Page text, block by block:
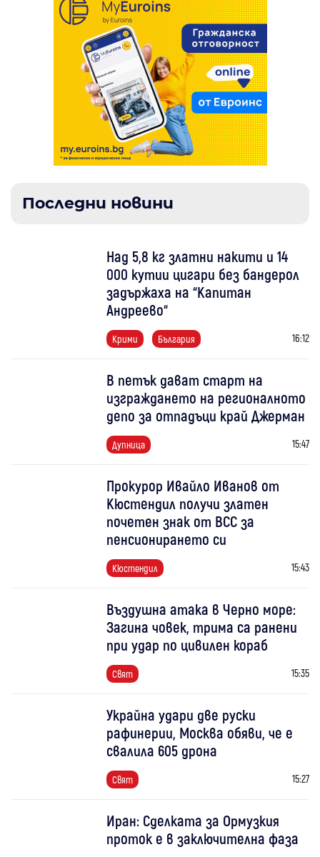
Последни новини
Над 5,8 кг златни накити и 14
000 кутии цигари без бандерол
задържаха на “Капитан
Андреево“
Крими България 16:12
В петък дават старт на
изграждането на регионалното
депо за отпадъци край Джерман
Дупница 15:47
Прокурор Ивайло Иванов от
Кюстендил получи златен
почетен знак от ВСС за
пенсионирането си
Кюстендил 15:43
Въздушна атака в Черно море:
Загина човек, трима са ранени
при удар по цивилен кораб
Свят 15:35
Украйна удари две руски
рафинерии, Москва обяви, че е
свалила 605 дрона
Свят 15:27
Иран: Сделката за Ормузкия
проток е в заключителна фаза